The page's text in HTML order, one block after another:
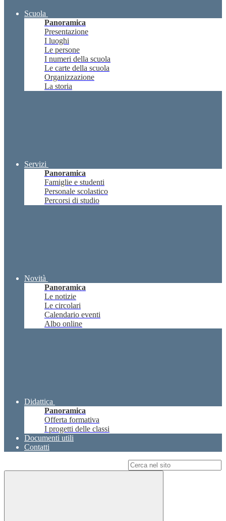
Scuola
Panoramica
Presentazione
I luoghi
Le persone
I numeri della scuola
Le carte della scuola
Organizzazione
La storia
Servizi
Panoramica
Famiglie e studenti
Personale scolastico
Percorsi di studio
Novità
Panoramica
Le notizie
Le circolari
Calendario eventi
Albo online
Didattica
Panoramica
Offerta formativa
I progetti delle classi
Documenti utili
Contatti